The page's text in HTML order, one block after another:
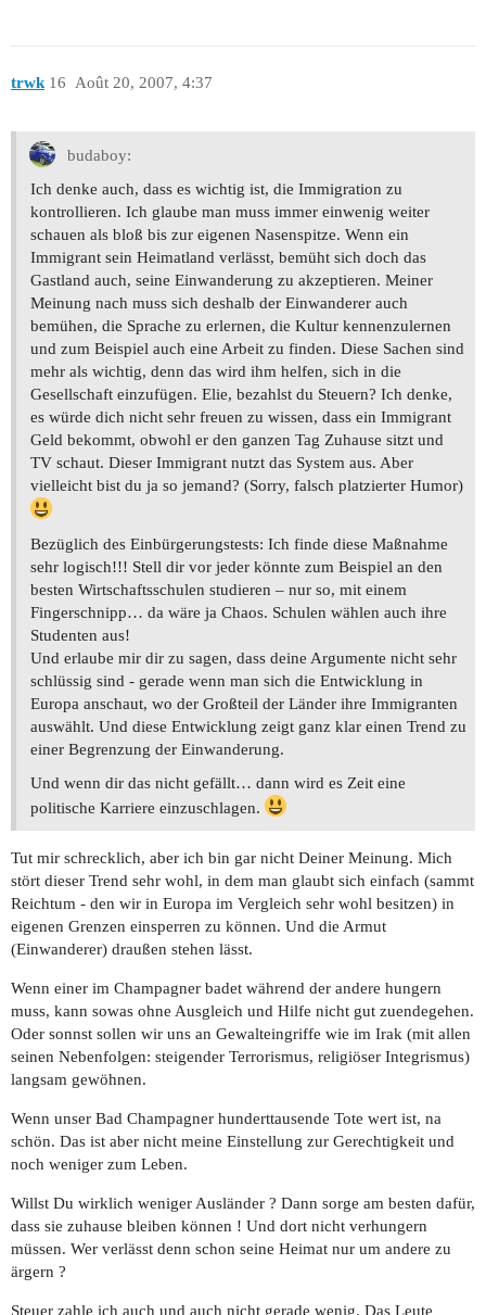
trwk Août 20, 2007, 4:37
16
budaboy:
Ich denke auch, dass es wichtig ist, die Immigration zu
kontrollieren. Ich glaube man muss immer einwenig weiter
schauen als bloß bis zur eigenen Nasenspitze. Wenn ein
Immigrant sein Heimatland verlässt, bemüht sich doch das
Gastland auch, seine Einwanderung zu akzeptieren. Meiner
Meinung nach muss sich deshalb der Einwanderer auch
bemühen, die Sprache zu erlernen, die Kultur kennenzulernen
und zum Beispiel auch eine Arbeit zu finden. Diese Sachen sind
mehr als wichtig, denn das wird ihm helfen, sich in die
Gesellschaft einzufügen. Elie, bezahlst du Steuern? Ich denke,
es würde dich nicht sehr freuen zu wissen, dass ein Immigrant
Geld bekommt, obwohl er den ganzen Tag Zuhause sitzt und
TV schaut. Dieser Immigrant nutzt das System aus. Aber
vielleicht bist du ja so jemand? (Sorry, falsch platzierter Humor)
Bezüglich des Einbürgerungstests: Ich finde diese Maßnahme
sehr logisch!!! Stell dir vor jeder könnte zum Beispiel an den
besten Wirtschaftsschulen studieren – nur so, mit einem
Fingerschnipp… da wäre ja Chaos. Schulen wählen auch ihre
Studenten aus!
Und erlaube mir dir zu sagen, dass deine Argumente nicht sehr
schlüssig sind - gerade wenn man sich die Entwicklung in
Europa anschaut, wo der Großteil der Länder ihre Immigranten
auswählt. Und diese Entwicklung zeigt ganz klar einen Trend zu
einer Begrenzung der Einwanderung.
Und wenn dir das nicht gefällt… dann wird es Zeit eine
politische Karriere einzuschlagen.
Tut mir schrecklich, aber ich bin gar nicht Deiner Meinung. Mich
stört dieser Trend sehr wohl, in dem man glaubt sich einfach (sammt
Reichtum - den wir in Europa im Vergleich sehr wohl besitzen) in
eigenen Grenzen einsperren zu können. Und die Armut
(Einwanderer) draußen stehen lässt.
Wenn einer im Champagner badet während der andere hungern
muss, kann sowas ohne Ausgleich und Hilfe nicht gut zuendegehen.
Oder sonnst sollen wir uns an Gewalteingriffe wie im Irak (mit allen
seinen Nebenfolgen: steigender Terrorismus, religiöser Integrismus)
langsam gewöhnen.
Wenn unser Bad Champagner hunderttausende Tote wert ist, na
schön. Das ist aber nicht meine Einstellung zur Gerechtigkeit und
noch weniger zum Leben.
Willst Du wirklich weniger Ausländer ? Dann sorge am besten dafür,
dass sie zuhause bleiben können ! Und dort nicht verhungern
müssen. Wer verlässt denn schon seine Heimat nur um andere zu
ärgern ?
Steuer zahle ich auch und auch nicht gerade wenig. Das Leute